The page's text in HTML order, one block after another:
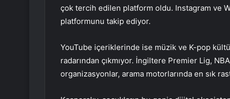
çok tercih edilen platform oldu. Instagram ve
platformunu takip ediyor.
YouTube içeriklerinde ise müzik ve K-pop
radarından çıkmıyor. İngiltere Premier Lig,
organizasyonlar, arama motorlarında en sık